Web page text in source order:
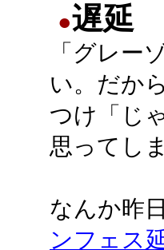
●遅延
「グレー
い。だか
つけ「じ
思ってし
なんか昨
ンフェス